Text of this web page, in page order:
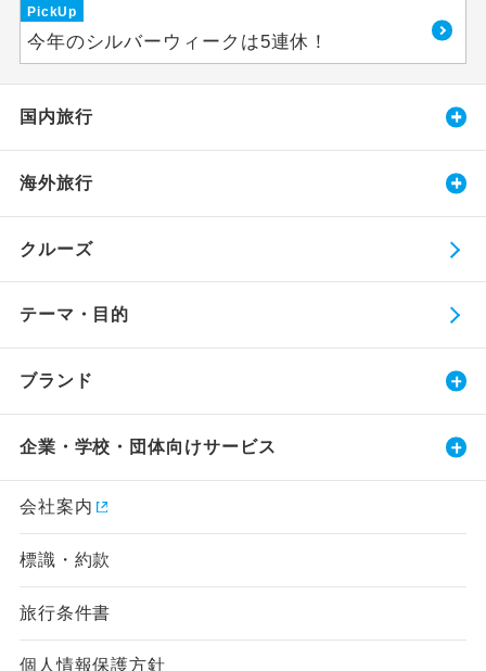
PickUp
今年のシルバーウィークは5連休！
国内旅行
海外旅行
クルーズ
テーマ・目的
ブランド
企業・学校・団体向けサービス
会社案内
標識・約款
旅行条件書
個人情報保護方針